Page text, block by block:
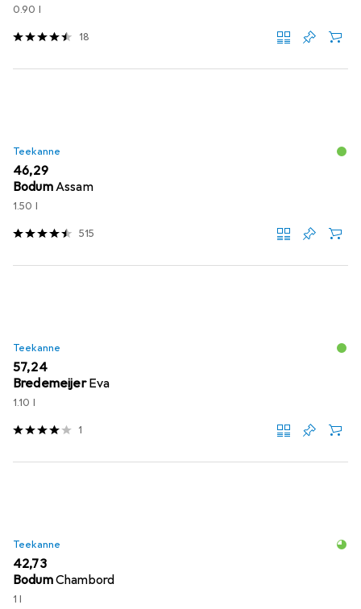
0.90 l
18
Teekanne
EUR
46,29
BodumAssam
1.50 l
515
Teekanne
EUR
57,24
Bredemeijer Eva
1.10 l
1
Teekanne
EUR
42,73
BodumChambord
1 l